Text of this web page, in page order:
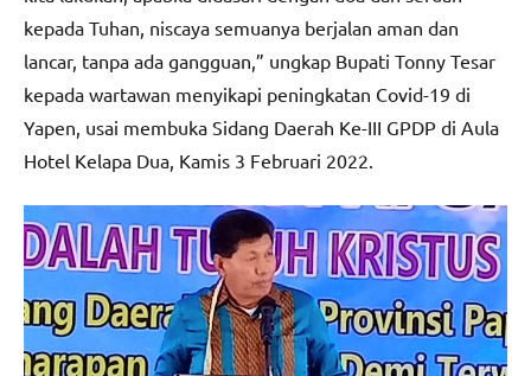
kepada Tuhan, niscaya semuanya berjalan aman dan
lancar, tanpa ada gangguan,” ungkap Bupati Tonny Tesar
kepada wartawan menyikapi peningkatan Covid-19 di
Yapen, usai membuka Sidang Daerah Ke-III GPDP di Aula
Hotel Kelapa Dua, Kamis 3 Februari 2022.